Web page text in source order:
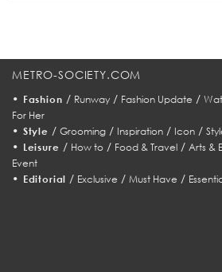
METRO-SOCIETY.COM
• Fashion / Runway/ Fashion Update /
For Her
• Style / Grooming/ Inspiration/ Icon/
• Leisure / How to/ Food & Travel/ Arts &
Event
• Editorial / Exclusive /Must Have /